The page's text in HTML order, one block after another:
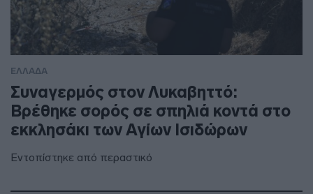
ΕΛΛΑΔΑ
Συναγερμός στον Λυκαβηττό:
Βρέθηκε σορός σε σπηλιά κοντά στο
εκκλησάκι των Αγίων Ισιδώρων
Εντοπίστηκε από περαστικό